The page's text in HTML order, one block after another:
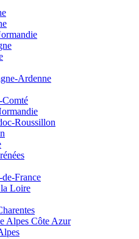
Ardenne
Comté
Roussillon
France
Loire
Alpes Côte Azur